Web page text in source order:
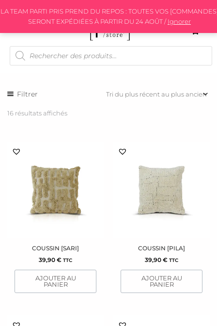
LA TEAM PARTI PRIS PREND DU REPOS : TOUTES VOS
SERONT EXPÉDIÉES À PARTIR DU 24 AOÛT / Ignorer
au
Recherche
de
produits
Filtrer
16 résultats affichésau
COUSSIN [SARI]
39,90 € TTC
AJOUTER AU
PANIER
COUSSIN [PILA]
39,90 € TTC
AJOUTER AU
PANIER